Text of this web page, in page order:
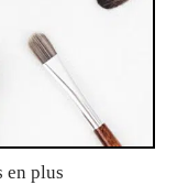
en plus